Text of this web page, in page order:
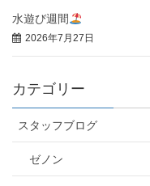
水遊び週間
2026年7月27日
カテゴリー
スタッフブログ
ゼノン